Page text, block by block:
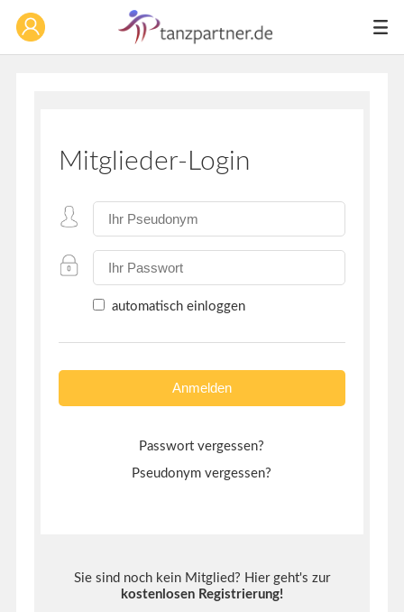
Mitglieder-Login
automatisch einloggen
Passwort vergessen?
Pseudonym vergessen?
Sie sind noch kein Mitglied? Hier geht's zur
kostenlosen Registrierung!